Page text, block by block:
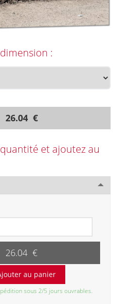
:
26.04 €
et ajoutez au
26.04 €
sous 2/5 jours ouvrables.